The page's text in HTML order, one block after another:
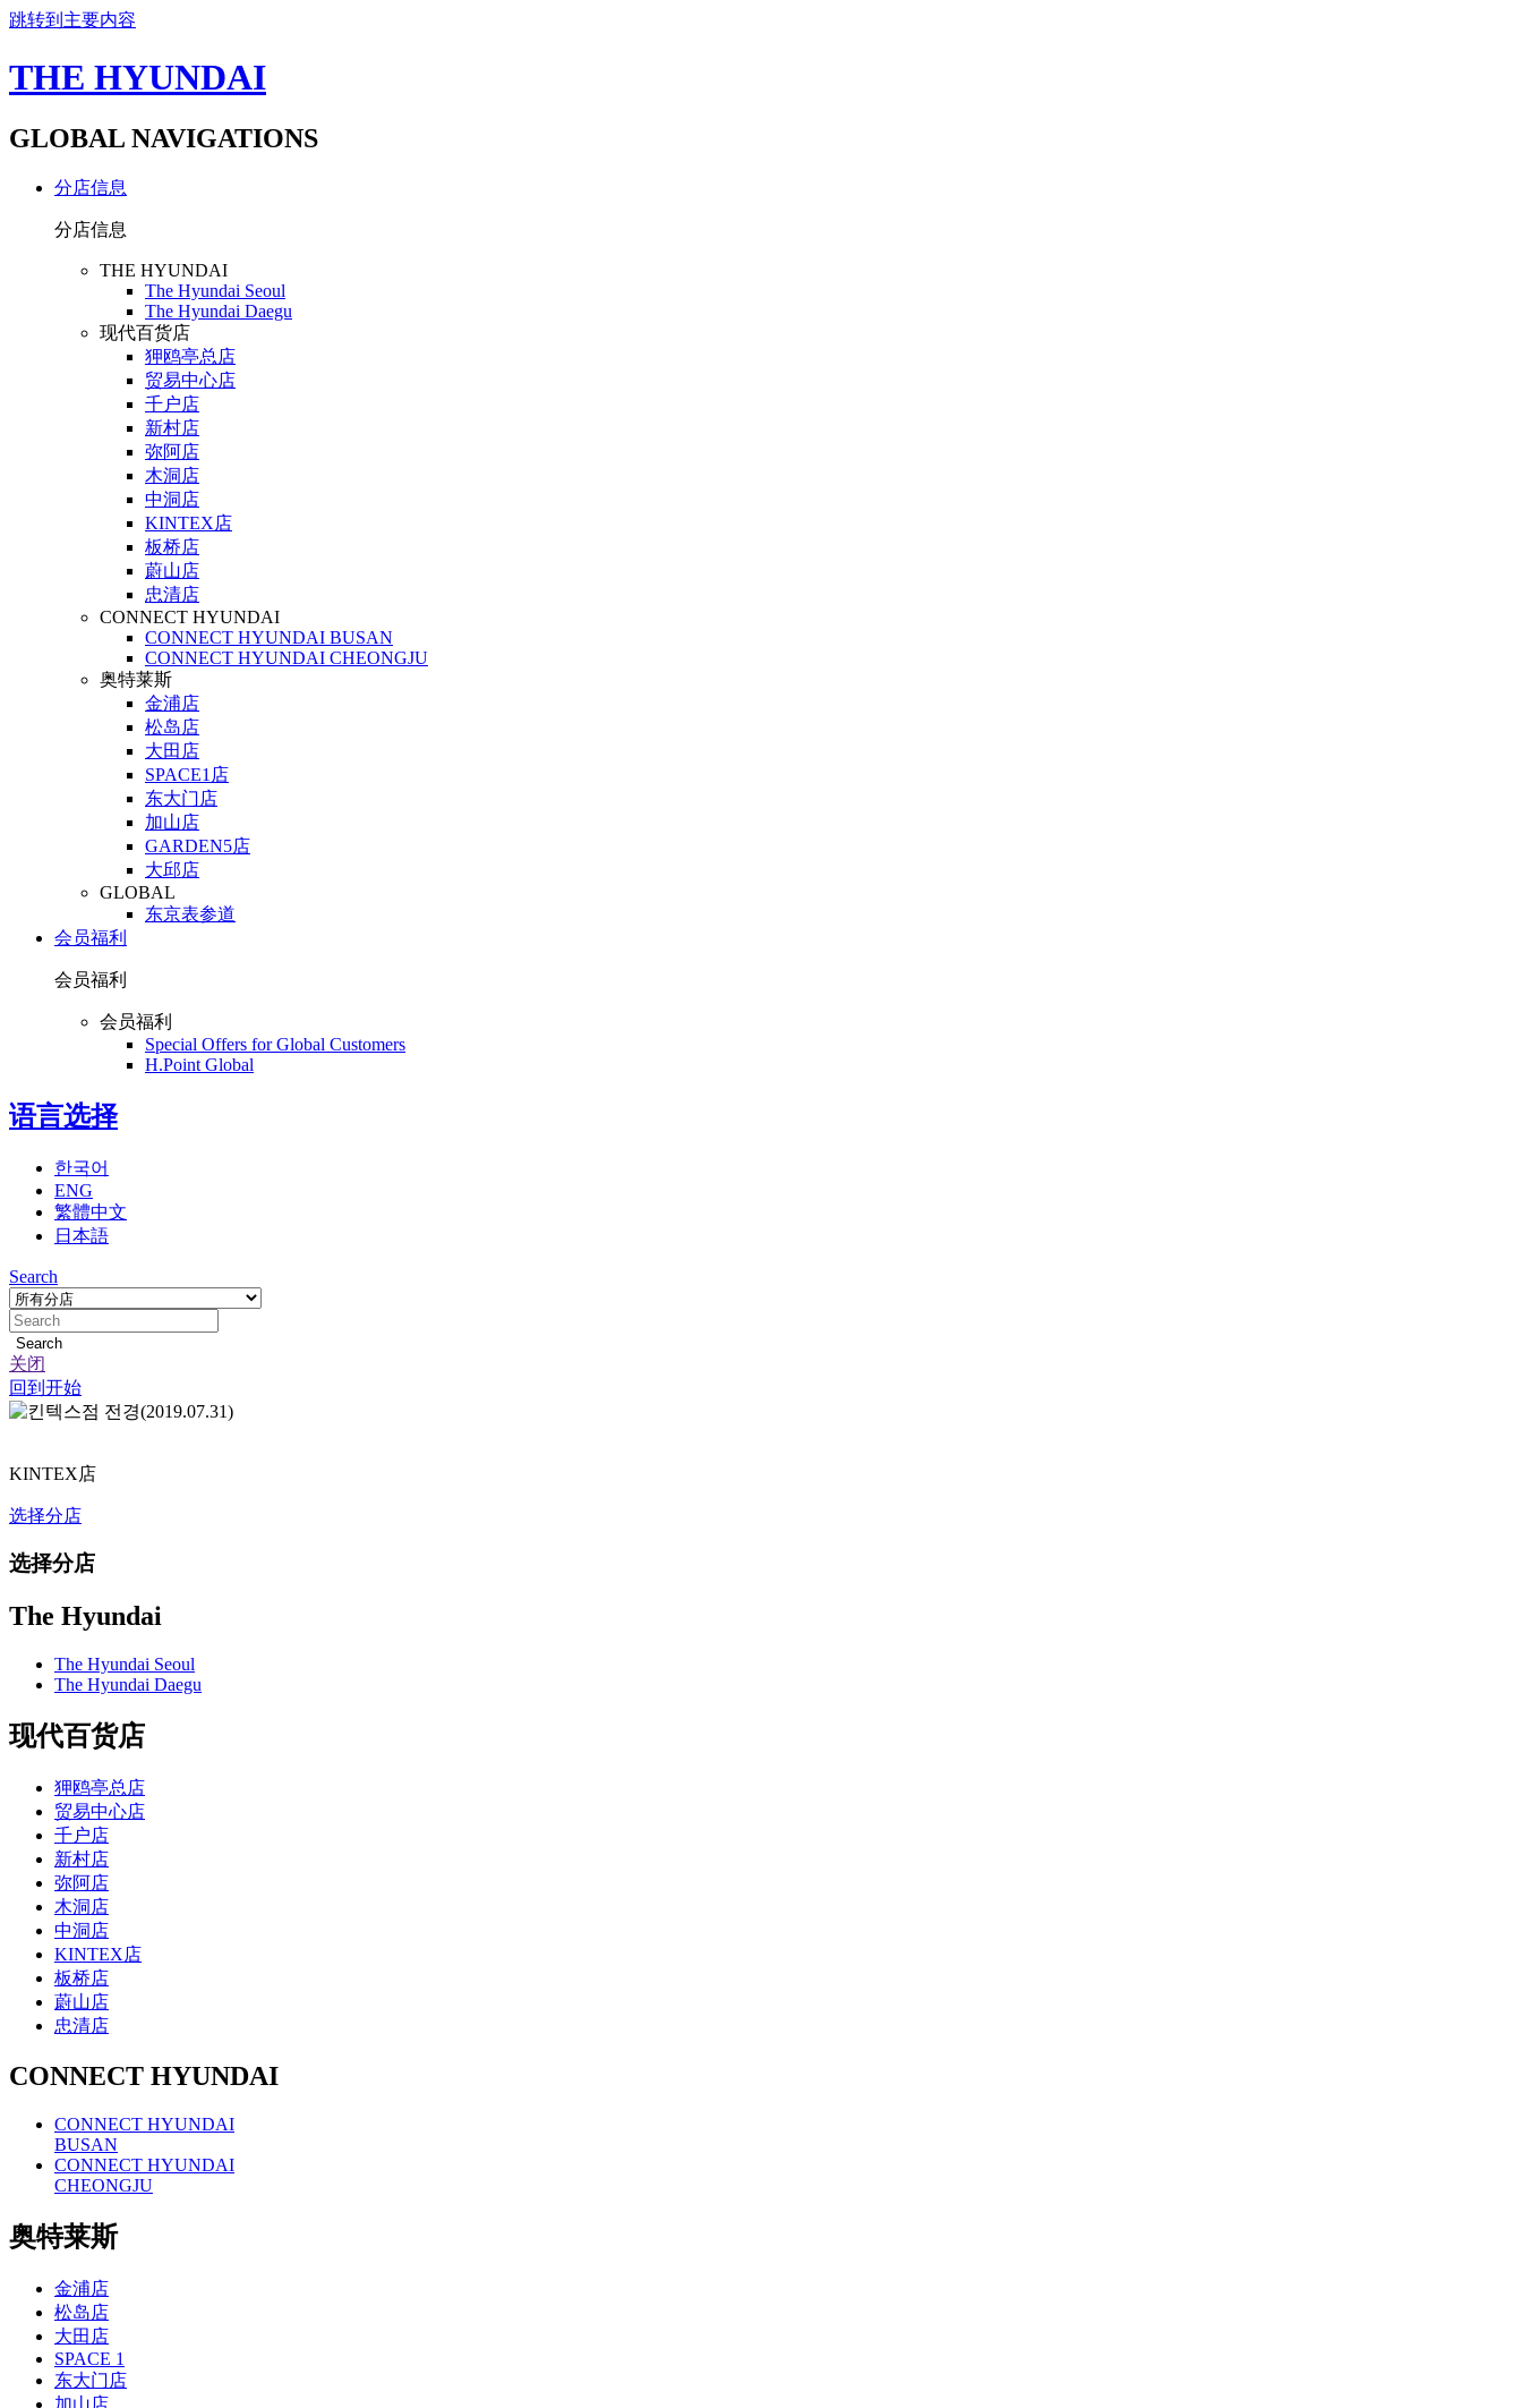
跳转到主要内容
THE HYUNDAI
GLOBAL NAVIGATIONS
分店信息
分店信息
THE HYUNDAI
The Hyundai Seoul
The Hyundai Daegu
现代百货店
狎鸥亭总店
贸易中心店
千户店
新村店
弥阿店
木洞店
中洞店
KINTEX店
板桥店
蔚山店
忠清店
CONNECT HYUNDAI
CONNECT HYUNDAI BUSAN
CONNECT HYUNDAI CHEONGJU
奥特莱斯
金浦店
松岛店
大田店
SPACE1店
东大门店
加山店
GARDEN5店
大邱店
GLOBAL
东京表参道
会员福利
会员福利
会员福利
Special Offers for Global Customers
H.Point Global
语言选择
한국어
ENG
繁體中文
日本語
Search
Search
关闭
回到开始
지
KINTEX店
选择分店
选择分店
The Hyundai
The Hyundai Seoul
The Hyundai Daegu
现代百货店
狎鸥亭总店
贸易中心店
千户店
新村店
弥阿店
木洞店
中洞店
KINTEX店
板桥店
蔚山店
忠清店
CONNECT HYUNDAI
CONNECT HYUNDAI
BUSAN
CONNECT HYUNDAI
CHEONGJU
奥特莱斯
金浦店
松岛店
大田店
SPACE 1
东大门店
加山店